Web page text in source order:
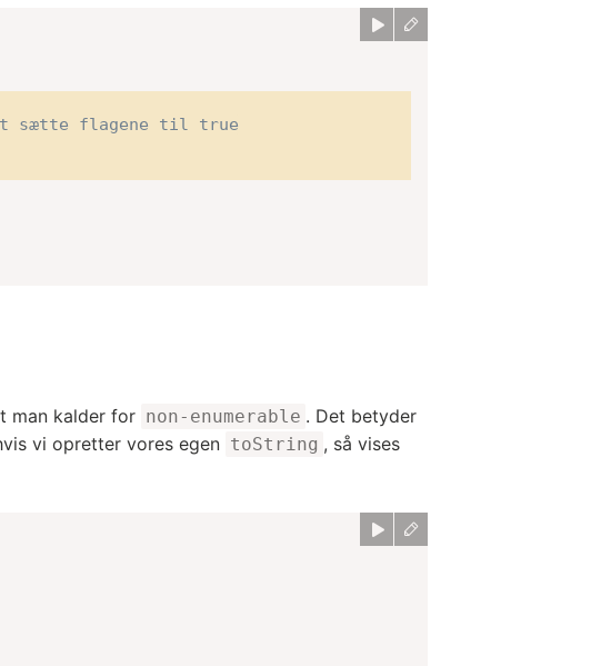
sætte flagene til true
man kalder for non-enumerable . Det betyder
vi opretter vores egen toString , så vises